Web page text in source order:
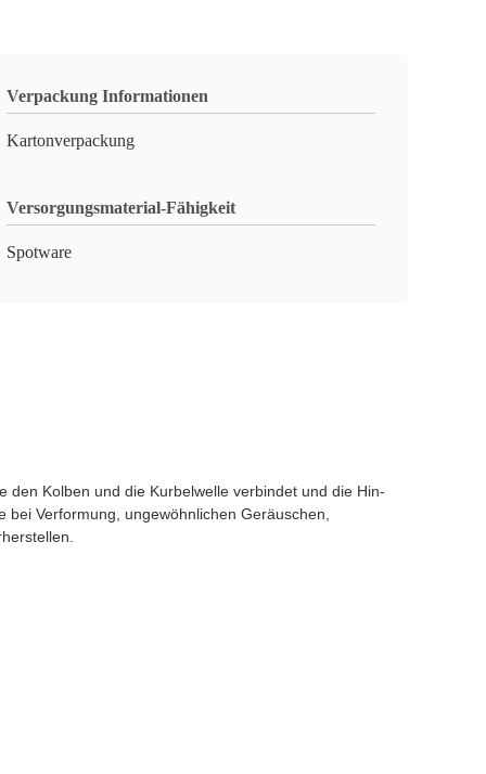
Verpackung Informationen
Kartonverpackung
Versorgungsmaterial-Fähigkeit
Spotware
Kolben und die Kurbelwelle verbindet und die Hin-
Verformung, ungewöhnlichen Geräuschen,